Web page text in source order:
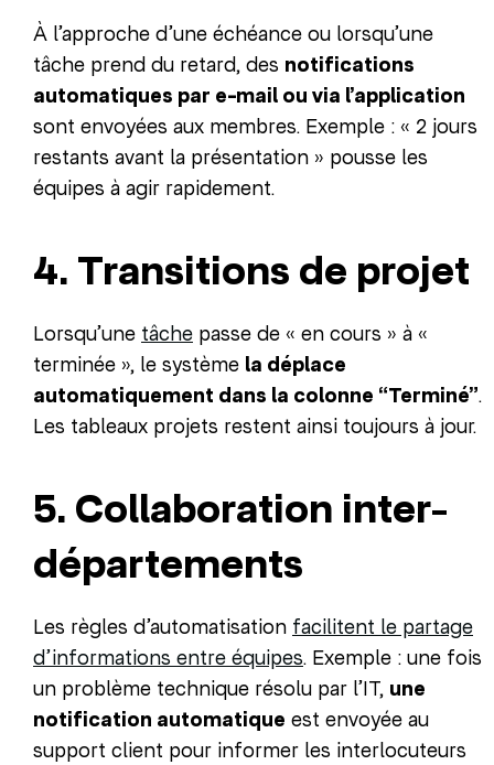
À l’approche d’une échéance ou lorsqu’une
tâche prend du retard, des notifications
automatiques par e-mail ou via l’application
sont envoyées aux membres. Exemple : « 2 jours
restants avant la présentation » pousse les
équipes à agir rapidement.
4. Transitions de projet
Lorsqu’une tâche passe de « en cours » à «
terminée », le système la déplace
automatiquement dans la colonne “Terminé”.
Les tableaux projets restent ainsi toujours à jour.
5. Collaboration inter-
départements
Les règles d’automatisation facilitent le partage
d’informations entre équipes. Exemple : une fois
un problème technique résolu par l’IT, une
notification automatique est envoyée au
support client pour informer les interlocuteurs